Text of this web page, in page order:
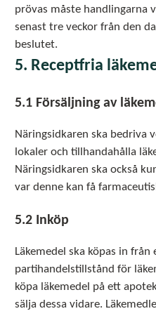
prövas måste handlingarna
senast tre veckor från den
beslutet.
5. Receptfria
5.1 Försäljning av
Näringsidkaren ska bedriva
lokaler och tillhandahålla
Näringsidkaren ska också
var denne kan få
5.2 Inköp
Läkemedel ska köpas in
partihandelstillstånd för
köpa läkemedel på ett
sälja dessa vidare.